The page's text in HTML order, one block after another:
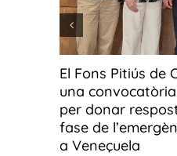
El Fons Pitiús de
una
per donar
fase de
a Veneçuela